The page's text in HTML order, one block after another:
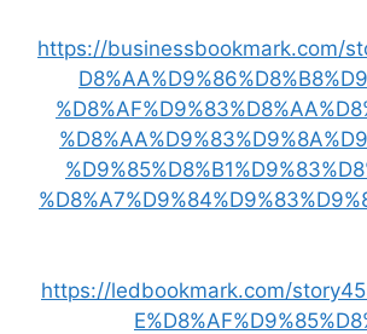
https://businessbookmark.com/
https://ledbookmark.com/